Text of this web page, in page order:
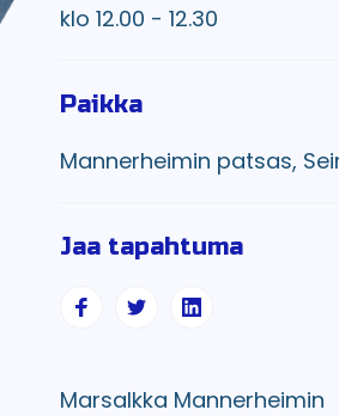
klo 12.00 - 12.30
Paikka
Mannerheimin patsas,
Jaa tapahtuma
Marsalkka Mannerheimin